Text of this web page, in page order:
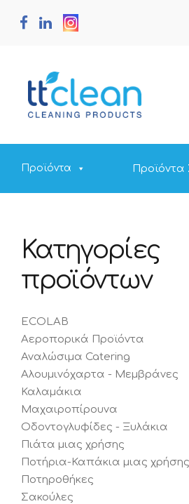
Προϊόντα
Κατηγορίες
προϊόντων
ECOLAB
Αεροπορικά Προϊόντα
Αναλώσιμα Catering
Αλουμινόχαρτα - Μεμβράνες
Καλαμάκια
Μαχαιροπίρουνα
Οδοντογλυφίδες - Ξυλάκια
Πιάτα μιας χρήσης
Ποτήρια-Καπάκια μιας χρήσης
Ποτηροθήκες
Σακούλες